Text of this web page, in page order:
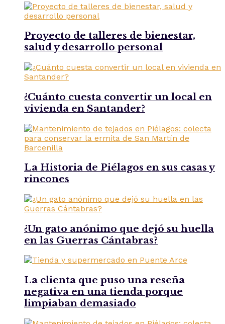
Proyecto de talleres de bienestar,
salud y desarrollo personal
¿Cuánto cuesta convertir un local en
vivienda en Santander?
La Historia de Piélagos en sus casas y
rincones
¿Un gato anónimo que dejó su huella
en las Guerras Cántabras?
La clienta que puso una reseña
negativa en una tienda porque
limpiaban demasiado